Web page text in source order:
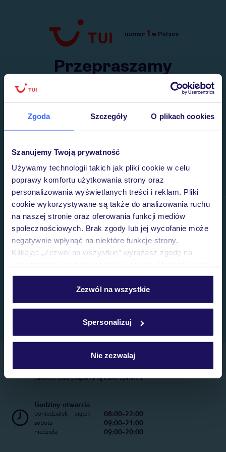
Zgoda Szczegóły O plikach cookies
Szanujemy Twoją prywatność
Używamy technologii takich jak pliki cookie w celu
poprawy komfortu użytkowania strony oraz
personalizowania wyświetlanych treści i reklam. Pliki
cookie wykorzystywane są także do analizowania ruchu
na naszej stronie oraz oferowania funkcji mediów
społecznościowych. Brak zgody lub jej wycofanie może
negatywnie wpłynąć na niektóre funkcje strony.
Klikając „Zezwól na wszystkie” wyrażasz zgodę na
personalizować swój wybór wchodząc w zakładkę
Szczegółowe informacje o plikach cookie znajdziesz
Zezwól na wszystkie
Spersonalizuj
Nie zezwalaj
Przejdź do TUI.pl
numer 1 w Polsce
Przepraszamy
Wysłaliśmy nasz serwis na krótkie wakacje.
Telefoniczne Centrum Rezerwacji
22 270 31 20
Całkowity koszt połączenia wg stawki operatora
Godziny otwarcia
poniedziałek - piątek 08:00-22:00
sobota 09:00-21:00
niedziela 09:00-20:00